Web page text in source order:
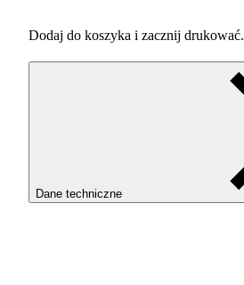
Dodaj do koszyka i zacznij drukować.
Dane techniczne